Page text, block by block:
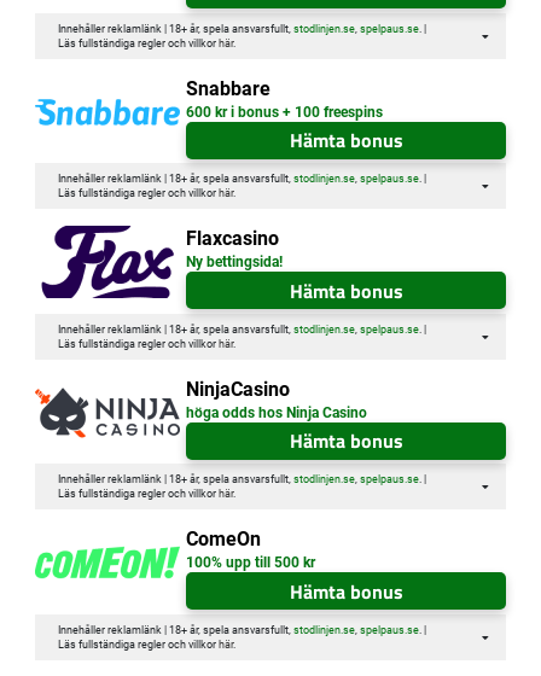
Innehåller reklamlänk | 18+ år, spela ansvarsfullt, stodlinjen.se, spelpaus.se. |
Läs fullständiga regler och villkor här.
Snabbare
600 kr i bonus + 100 freespins
Hämta bonus
Innehåller reklamlänk | 18+ år, spela ansvarsfullt, stodlinjen.se, spelpaus.se. |
Läs fullständiga regler och villkor här.
Flaxcasino
Ny bettingsida!
Hämta bonus
Innehåller reklamlänk | 18+ år, spela ansvarsfullt, stodlinjen.se, spelpaus.se. |
Läs fullständiga regler och villkor här.
NinjaCasino
höga odds hos Ninja Casino
Hämta bonus
Innehåller reklamlänk | 18+ år, spela ansvarsfullt, stodlinjen.se, spelpaus.se. |
Läs fullständiga regler och villkor här.
ComeOn
100% upp till 500 kr
Hämta bonus
Innehåller reklamlänk | 18+ år, spela ansvarsfullt, stodlinjen.se, spelpaus.se. |
Läs fullständiga regler och villkor här.